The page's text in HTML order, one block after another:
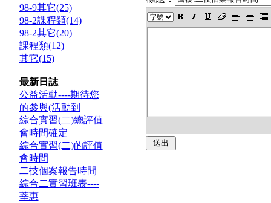
98-9其它(25)
98-2課程類(14)
98-2其它(20)
課程類(12)
其它(15)
最新日誌
公益活動----期待您
的參與(活動到
綜合實習(二)總評值
會時間確定
綜合實習(二)的評值
會時間
二技個案報告時間
綜合二實習班表----
莘惠